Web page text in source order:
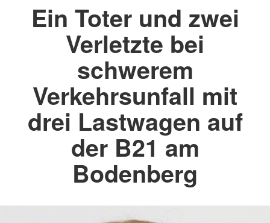
Ein Toter und zwei
Verletzte bei
schwerem
Verkehrsunfall mit
drei Lastwagen auf
der B21 am
Bodenberg